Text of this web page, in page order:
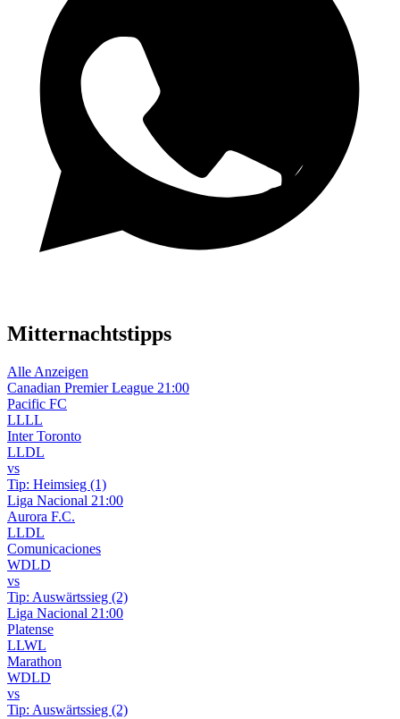
Mitternachtstipps
Alle Anzeigen
Canadian Premier League 21:00
Pacific FC
LLLL
Inter Toronto
LLDL
vs
Tip: Heimsieg (1)
Liga Nacional 21:00
Aurora F.C.
LLDL
Comunicaciones
WDLD
vs
Tip: Auswärtssieg (2)
Liga Nacional 21:00
Platense
LLWL
Marathon
WDLD
vs
Tip: Auswärtssieg (2)